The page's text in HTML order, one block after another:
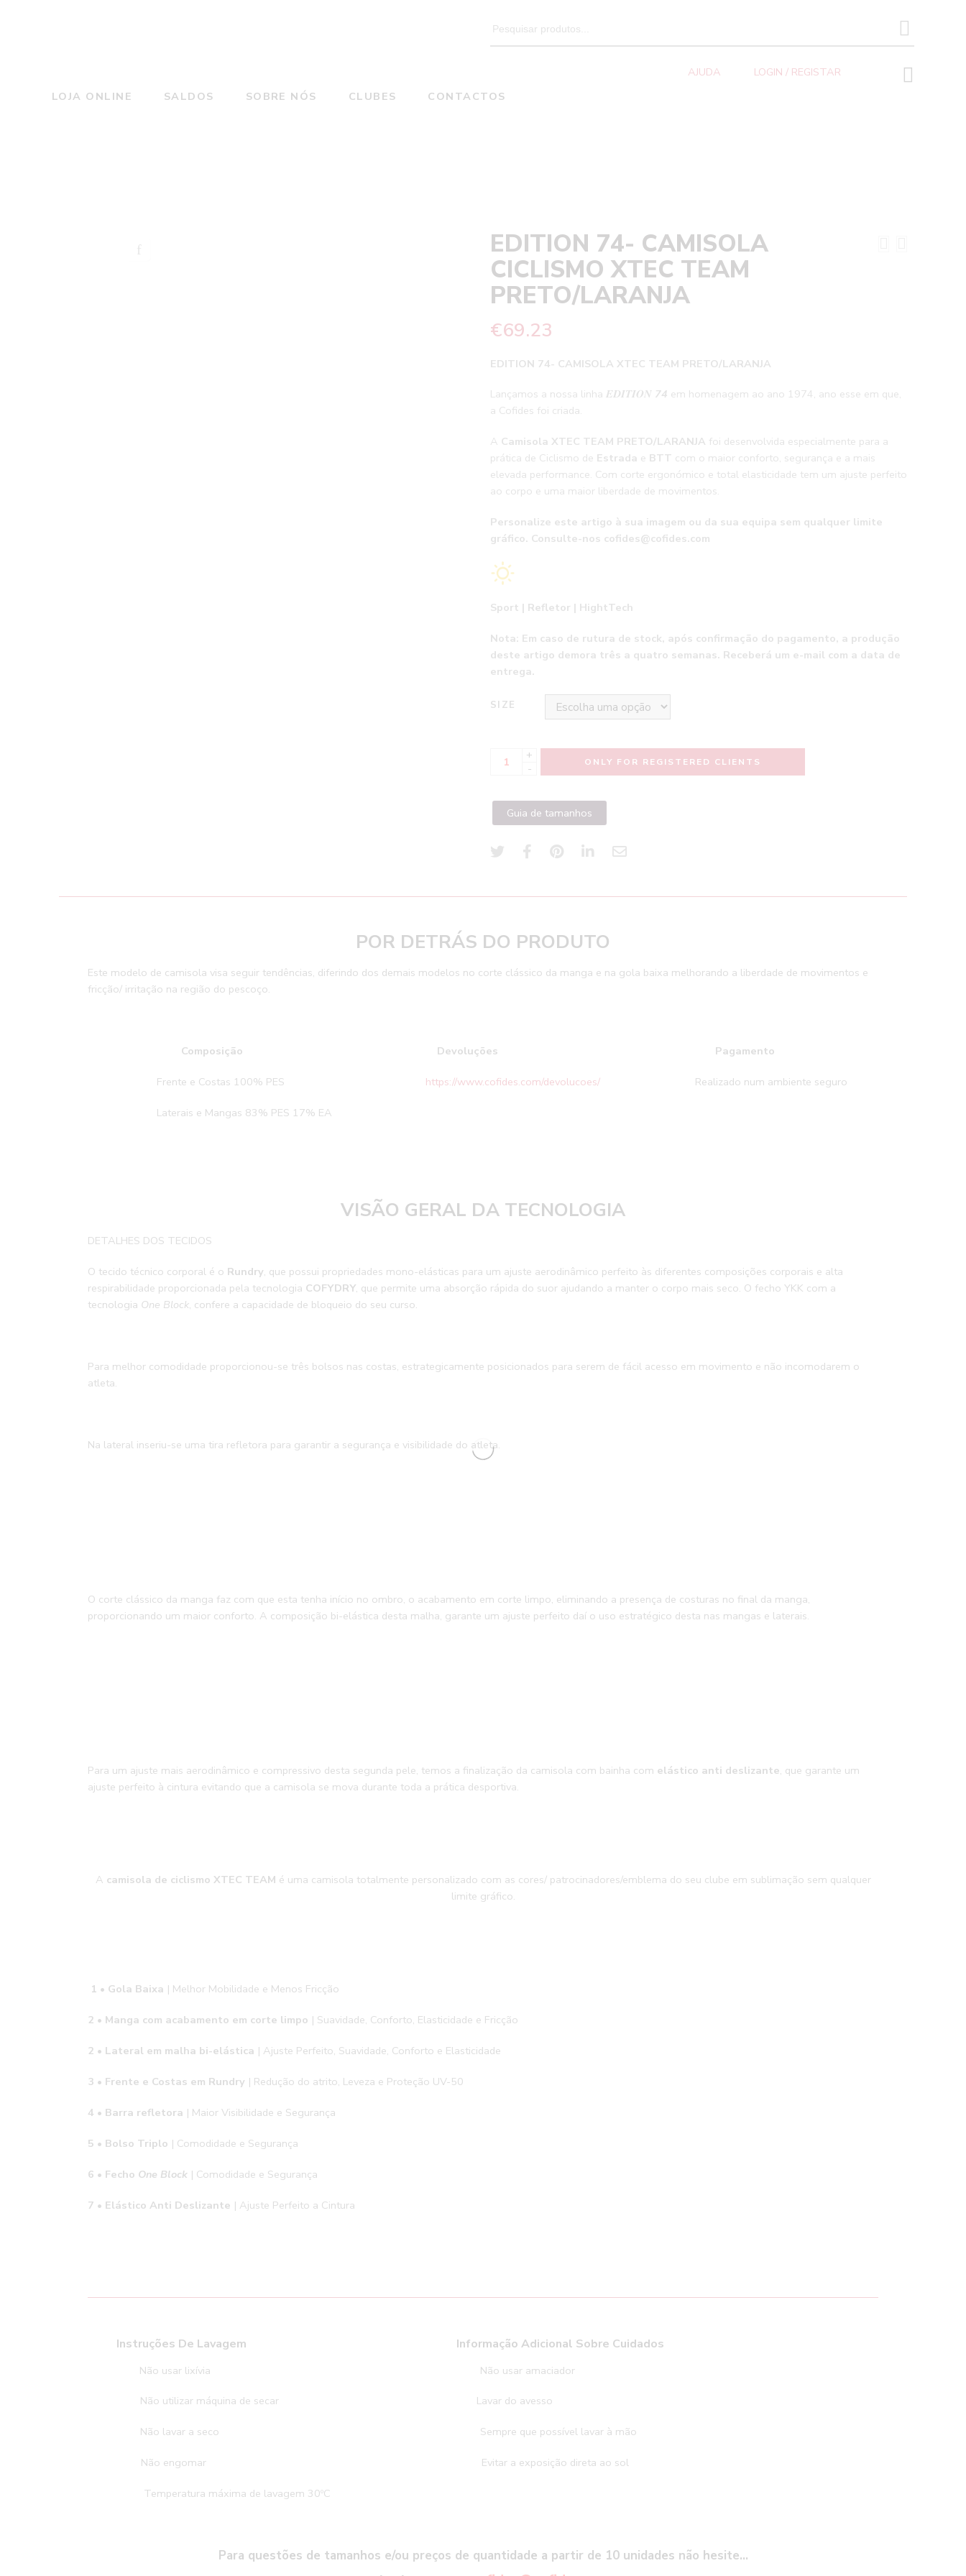
Search
for:
SEARCH BUTTON
AJUDA
LOGIN / REGISTAR
LOJA ONLINE
SALDOS SOBRE NÓS CLUBES CONTACTOS
EDITION 74- CAMISOLA
CICLISMO XTEC TEAM
PRETO/LARANJA
€69.23
EDITION 74- CAMISOLA XTEC TEAM PRETO/LARANJA
Lançamos a nossa linha 𝑬𝑫𝑰𝑻𝑰𝑶𝑵 74 em homenagem ao ano 1974, ano esse em que,
a Cofides foi criada.
A Camisola XTEC TEAM PRETO/LARANJA foi desenvolvida especialmente para a
prática de Ciclismo de Estrada e BTT com o maior conforto, segurança e a mais
elevada performance. Com corte ergonómico e total elasticidade tem um ajuste perfeito
ao corpo e uma maior liberdade de movimentos.
Personalize este artigo à sua imagem ou da sua equipa sem qualquer limite
gráfico. Consulte-nos cofides@cofides.com
Sport | Refletor | HightTech
Nota: Em caso de rutura de stock, após confirmação do pagamento, a produção
deste artigo demora três a quatro semanas. Receberá um e-mail com a data de
entrega.
SIZE
+
-
ONLY FOR REGISTERED CLIENTS
Guia de tamanhos
POR DETRÁS DO PRODUTO
Este modelo de camisola visa seguir tendências, diferindo dos demais modelos no corte clássico da manga e na gola baixa melhorando a liberdade de movimentos e
fricção/ irritação na região do pescoço.
Composição Devoluções Pagamento
Frente e Costas 100% PES https://www.cofides.com/devolucoes/ Realizado num ambiente seguro
Laterais e Mangas 83% PES 17% EA
VISÃO GERAL DA TECNOLOGIA
DETALHES DOS TECIDOS
O tecido técnico corporal é o Rundry, que possui propriedades mono-elásticas para um ajuste aerodinâmico perfeito às diferentes composições corporais e alta
respirabilidade proporcionada pela tecnologia COFYDRY, que permite uma absorção rápida do suor ajudando a manter o corpo mais seco. O fecho YKK com a
tecnologia One Block, confere a capacidade de bloqueio do seu curso.
Para melhor comodidade proporcionou-se três bolsos nas costas, estrategicamente posicionados para serem de fácil acesso em movimento e não incomodarem o
atleta.
Na lateral inseriu-se uma tira refletora para garantir a segurança e visibilidade do atleta.
O corte clássico da manga faz com que esta tenha início no ombro, o acabamento em corte limpo, eliminando a presença de costuras no final da manga,
proporcionando um maior conforto. A composição bi-elástica desta malha, garante um ajuste perfeito daí o uso estratégico desta nas mangas e laterais.
Para um ajuste mais aerodinâmico e compressivo desta segunda pele, temos a finalização da camisola com bainha com elástico anti deslizante, que garante um
ajuste perfeito à cintura evitando que a camisola se mova durante toda a prática desportiva.
A camisola de ciclismo XTEC TEAM é uma camisola totalmente personalizado com as cores/ patrocinadores/emblema do seu clube em sublimação sem qualquer
limite gráfico.
1 • Gola Baixa | Melhor Mobilidade e Menos Fricção
2 • Manga com acabamento em corte limpo | Suavidade, Conforto, Elasticidade e Fricção
2 • Lateral em malha bi-elástica | Ajuste Perfeito, Suavidade, Conforto e Elasticidade
3 • Frente e Costas em Rundry | Redução do atrito, Leveza e Proteção UV-50
4 • Barra refletora | Maior Visibilidade e Segurança
5 • Bolso Triplo | Comodidade e Segurança
6 • Fecho One Block | Comodidade e Segurança
7 • Elástico Anti Deslizante | Ajuste Perfeito a Cintura
Instruções De Lavagem Informação Adicional Sobre Cuidados
Não usar lixívia Não usar amaciador
Não utilizar máquina de secar Lavar do avesso
Não lavar a seco Sempre que possível lavar à mão
Não engomar Evitar a exposição direta ao sol
Temperatura máxima de lavagem 30ºC
Para questões de tamanhos e/ou preços de quantidade a partir de 10 unidades não hesite…